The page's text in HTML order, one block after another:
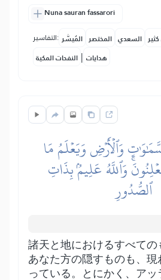
Nuna sauran fassarori
التفاسير: المُيسَّر المختصر السعدي
النفحات المكية | هدايات
وَٱلۡأَرۡضِ وَيَعۡلَمُ مَا
وَٱللَّهُ عَلِيمُۢ بِذَاتِ
ٱلصُّدُورِ
諸天と地におけるすべての
あなた方の隠すものも、現
っている。とにかく、アッ